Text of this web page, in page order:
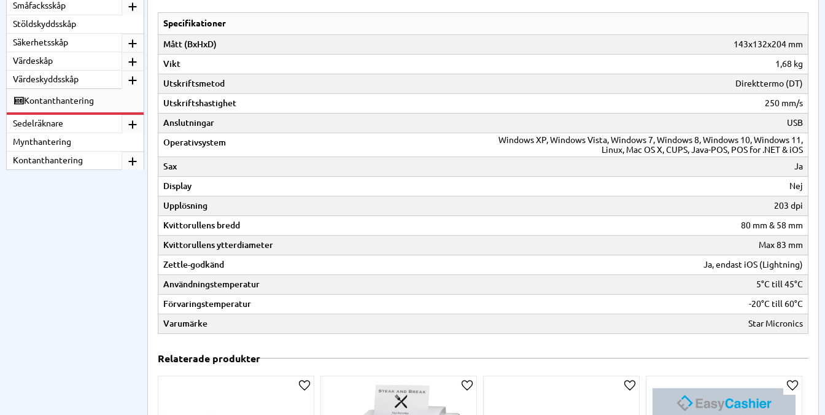
Specifikationer
Mått (BxHxD)
143x132x204 mm
Vikt
1,68 kg
Utskriftsmetod
Direkttermo (DT)
Utskriftshastighet
250 mm/s
Anslutningar
USB
Operativsystem
Windows XP, Windows Vista, Windows 7, Windows 8, Windows 10, Windows 11,
Linux, Mac OS X, CUPS, Java-POS, POS for .NET & iOS
Sax
Ja
Display
Nej
Upplösning
203 dpi
Kvittorullens bredd
80 mm & 58 mm
Kvittorullens ytterdiameter
Max 83 mm
Zettle-godkänd
Ja, endast iOS (Lightning)
Användningstemperatur
5°C till 45°C
Förvaringstemperatur
-20°C till 60°C
Varumärke
Star Micronics
Relaterade produkter
Lägg till i önskelista Lägg till i önskelista Lägg till i önskelista Lägg
Småfacksskåp
Stöldskyddsskåp
Säkerhetsskåp
Värdeskåp
Värdeskyddsskåp
Kontanthantering
Sedelräknare
Mynthantering
Kontanthantering